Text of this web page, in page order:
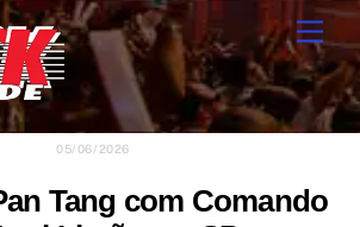
05/06/2026
Tang com Comando